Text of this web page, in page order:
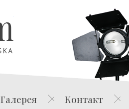
Edwin Film Agencja Aktorska
Галерея Контакт